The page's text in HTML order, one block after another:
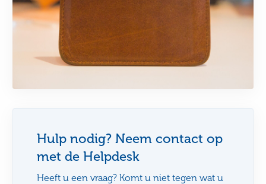
Hulp nodig? Neem contact op
met de Helpdesk
Heeft u een vraag? Komt u niet tegen wat u